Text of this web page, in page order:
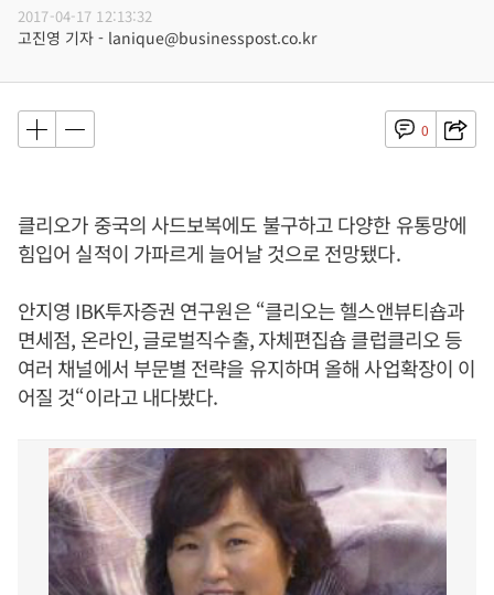
2017-04-17 12:13:32
고진영 기자 - lanique@businesspost.co.kr
0
클리오가 중국의 사드보복에도 불구하고 다양한 유통망에
힘입어 실적이 가파르게 늘어날 것으로 전망됐다.
안지영 IBK투자증권 연구원은 “클리오는 헬스앤뷰티숍과
면세점, 온라인, 글로벌직수출, 자체편집숍 클럽클리오 등
여러 채널에서 부문별 전략을 유지하며 올해 사업확장이 이
어질 것“이라고 내다봤다.